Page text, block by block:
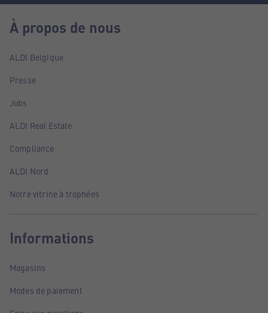
À propos de nous
ALDI Belgique
Presse
Jobs
ALDI Real Estate
Compliance
ALDI Nord
Notre vitrine à trophées
Informations
Magasins
Modes de paiement